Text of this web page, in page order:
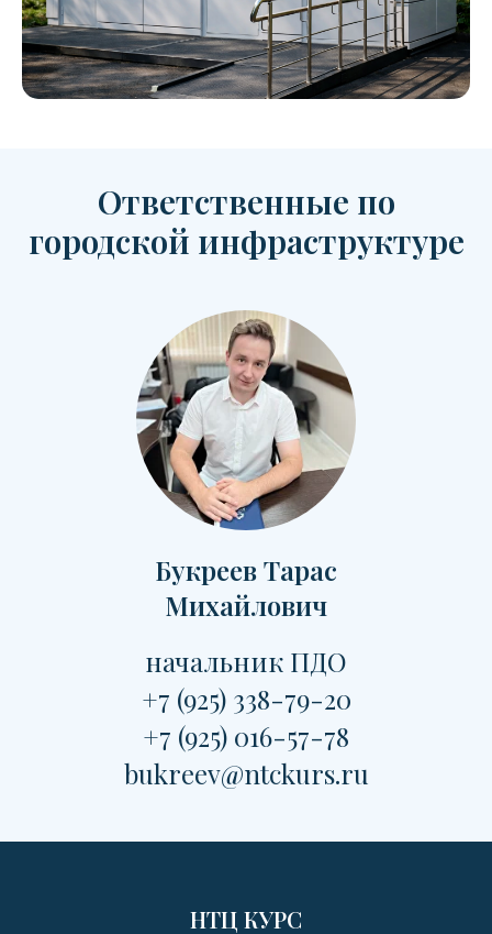
Ответственные по
городской инфраструктуре
Букреев Тарас
Михайлович
начальник ПДО
+7 (925) 338-79-20
+7 (925) 016-57-78
bukreev@ntckurs.ru
НТЦ КУРС